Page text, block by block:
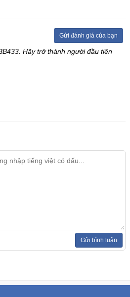
Gửi đánh giá của bạn
Hãy trở thành người đầu tiên
Gửi bình luận